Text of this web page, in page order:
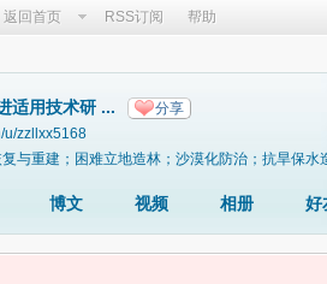
返回首页 RSS订阅 帮助
适用技术研 ... 分享
u/zzllxx5168
与重建；困难立地造林；沙漠化防治；抗旱保
博文 视频 相册 好